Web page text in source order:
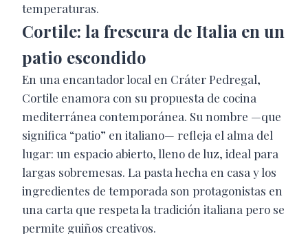
temperaturas.
Cortile: la frescura de Italia en un
patio escondido
En una encantador local en Cráter Pedregal,
Cortile enamora con su propuesta de cocina
mediterránea contemporánea. Su nombre —que
significa “patio” en italiano— refleja el alma del
lugar: un espacio abierto, lleno de luz, ideal para
largas sobremesas. La pasta hecha en casa y los
ingredientes de temporada son protagonistas en
una carta que respeta la tradición italiana pero se
permite guiños creativos.